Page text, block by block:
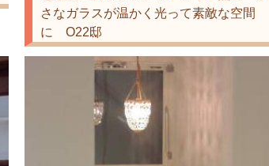
さなガラスが温かく光って素敵な空間
に O22邸